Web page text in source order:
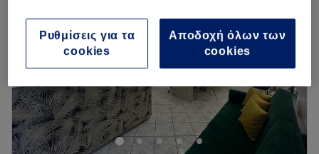
Αποδοχή όλων των
cookies
Ρυθμίσεις για τα
cookies